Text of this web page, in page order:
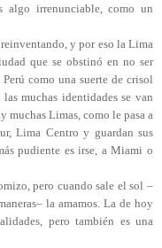
algo irrenunciable, como un
y por eso la Lima
que se obstinó en no ser
como una suerte de crisol
muchas identidades se van
muchas Limas, como le pasa a
Lima Centro y guardan sus
pudiente es irse, a Miami o
pero cuando sale el sol –
la amamos. La de hoy
pero también es una